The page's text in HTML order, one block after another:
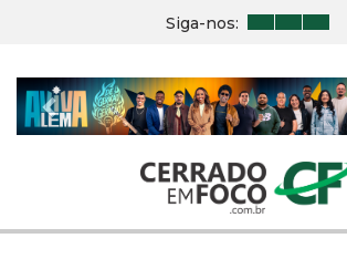
Siga-nos:
Previous